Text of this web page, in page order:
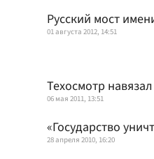
Русский мост
01 августа 2012, 14:51
Техосмотр
06 мая 2011, 13:51
«Государство
28 апреля 2010, 16:20